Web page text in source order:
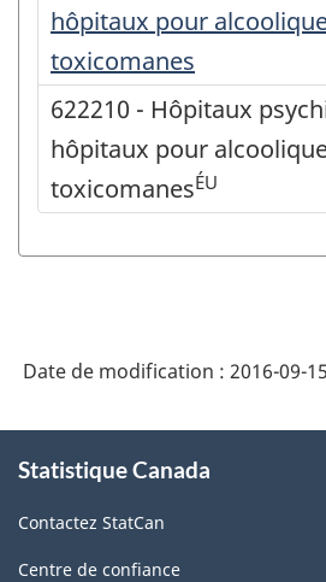
hôpitaux pour
toxicomanes
622210 - Hôpitaux
hôpitaux pour
toxicomanesÉU
Date de modification : 2016-09-15
propos
ce
site
Statistique Canada
Contactez StatCan
Centre de confiance